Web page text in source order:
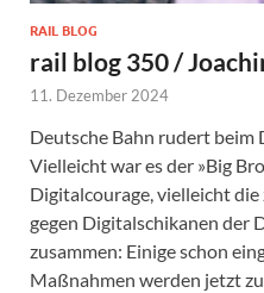
RAIL BLOG
rail blog 350 /
11. Dezember 2024
Deutsche Bahn rudert beim
Vielleicht war es der »Big
Digitalcourage, vielleicht
gegen Digitalschikanen der
zusammen: Einige schon
Maßnahmen werden jetzt